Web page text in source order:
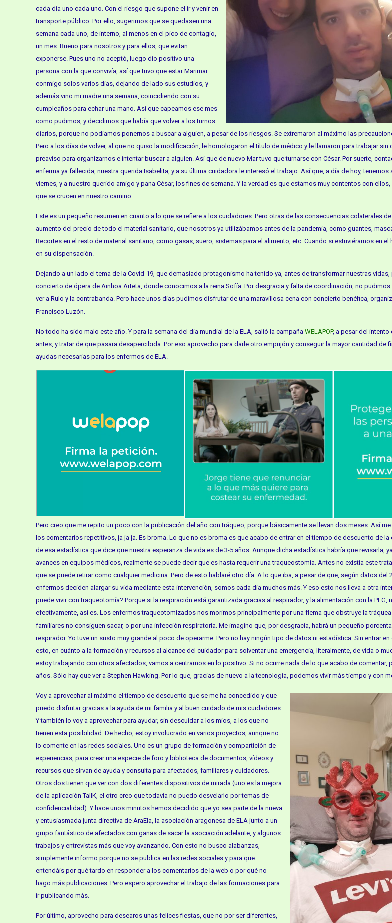
cada día uno cada uno. Con el riesgo que supone el ir y venir en
transporte público. Por ello, sugerimos que se quedasen una
semana cada uno, de interno, al menos en el pico de contagio,
un mes. Bueno para nosotros y para ellos, que evitan
exponerse. Pues uno no aceptó, luego dio positivo una
persona con la que convivía, así que tuvo que estar Marimar
conmigo solos varios días, dejando de lado sus estudios, y
además vino mi madre una semana, coincidiendo con su
cumpleaños para echar una mano. Así que capeamos ese mes
como pudimos, y decidimos que había que volver a los turnos
diarios, porque no podíamos ponernos a buscar a alguien, a pesar de los riesgos. Se extremaron al máximo las
Pero a los días de volver, al que no quiso la modificación, le homologaron el título de médico y le llamaron para trabajar sin
preaviso para organizarnos e intentar buscar a alguien. Así que de nuevo Mar tuvo que turnarse con César. Por suerte,
enferma ya fallecida, nuestra querida Isabelita, y a su última cuidadora le interesó el trabajo. Así que, a día de hoy, tenemos
viernes, y a nuestro querido amigo y pana César, los fines de semana. Y la verdad es que estamos muy contentos con
que se crucen en nuestro camino.
Este es un pequeño resumen en cuanto a lo que se refiere a los cuidadores. Pero otras de las consecuencias colaterales
aumento del precio de todo el material sanitario, que nosotros ya utilizábamos antes de la pandemia, como guantes,
Recortes en el resto de material sanitario, como gasas, suero, sistemas para el alimento, etc. Cuando si estuviéramos en
en su dispensación.
Dejando a un lado el tema de la Covid-19, que demasiado protagonismo ha tenido ya, antes de transformar nuestras
concierto de ópera de Ainhoa Arteta, donde conocimos a la reina Sofía. Por desgracia y falta de coordinación, no pudimos
ver a Rulo y la contrabanda. Pero hace unos días pudimos disfrutar de una maravillosa cena con concierto benéfica,
Francisco Luzón.
No todo ha sido malo este año. Y para la semana del día mundial de la ELA, salió la campañaWELAPOP, a pesar del
antes, y tratar de que pasara desapercibida. Por eso aprovecho para darle otro empujón y conseguir la mayor cantidad de
ayudas necesarias para los enfermos de ELA.
Pero creo que me repito un poco con la publicación del año con tráqueo, porque básicamente se llevan dos meses. Así
los comentarios repetitivos, ja ja ja. Es broma. Lo que no es broma es que acabo de entrar en el tiempo de descuento de
de esa estadística que dice que nuestra esperanza de vida es de 3-5 años. Aunque dicha estadística habría que revisarla,
avances en equipos médicos, realmente se puede decir que es hasta requerir una traqueostomía. Antes no existía este
que se puede retirar como cualquier medicina. Pero de esto hablaré otro día. A lo que iba, a pesar de que, según datos del
enfermos deciden alargar su vida mediante esta intervención, somos cada día muchos más. Y eso esto nos lleva a otra
puede vivir con traqueotomía? Porque si la respiración está garantizada gracias al respirador, y la alimentación con la PEG,
efectivamente, así es. Los enfermos traqueotomizados nos morimos principalmente por una flema que obstruye la
familiares no consiguen sacar, o por una infección respiratoria. Me imagino que, por desgracia, habrá un pequeño
respirador. Yo tuve un susto muy grande al poco de operarme. Pero no hay ningún tipo de datos ni estadística. Sin entrar
esto, en cuánto a la formación y recursos al alcance del cuidador para solventar una emergencia, literalmente, de vida o
estoy trabajando con otros afectados, vamos a centrarnos en lo positivo. Si no ocurre nada de lo que acabo de comentar,
años. Sólo hay que ver a Stephen Hawking. Por lo que, gracias de nuevo a la tecnología, podemos vivir más tiempo y con
Voy a aprovechar al máximo el tiempo de descuento que se me ha concedido y que
puedo disfrutar gracias a la ayuda de mi familia y al buen cuidado de mis cuidadores.
Y también lo voy a aprovechar para ayudar, sin descuidar a los míos, a los que no
tienen esta posibilidad. De hecho, estoy involucrado en varios proyectos, aunque no
lo comente en las redes sociales. Uno es un grupo de formación y compartición de
experiencias, para crear una especie de foro y biblioteca de documentos, vídeos y
recursos que sirvan de ayuda y consulta para afectados, familiares y cuidadores.
Otros dos tienen que ver con dos diferentes dispositivos de mirada (uno es la mejora
de la aplicación TallK, el otro creo que todavía no puedo desvelarlo por temas de
confidencialidad). Y hace unos minutos hemos decidido que yo sea parte de la nueva
y entusiasmada junta directiva de AraEla, la asociación aragonesa de ELA junto a un
grupo fantástico de afectados con ganas de sacar la asociación adelante, y algunos
trabajos y entrevistas más que voy avanzando. Con esto no busco alabanzas,
simplemente informo porque no se publica en las redes sociales y para que
entendáis por qué tardo en responder a los comentarios de la web o por qué no
hago más publicaciones. Pero espero aprovechar el trabajo de las formaciones para
ir publicando más.
Por último, aprovecho para desearos unas felices fiestas, que no por ser diferentes,